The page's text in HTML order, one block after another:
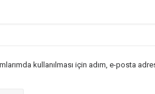
kullanılması için adım, e-posta